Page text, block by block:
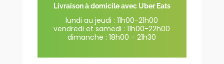
Livraison à domicile avec Uber Eats
lundi au jeudi : 11h00-21h00
vendredi et samedi : 11h00-22h00
dimanche : 18h00 - 21h30